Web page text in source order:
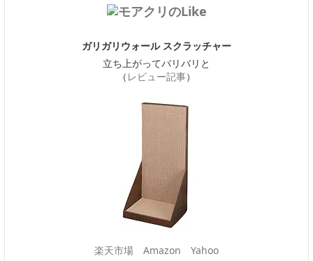
ガリガリウォール スクラッチャー
立ち上がってバリバリと
（ レビュー記事）
楽天市場 Amazon Yahoo